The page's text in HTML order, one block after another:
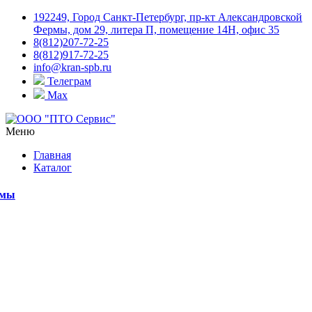
192249, Город Санкт-Петербург, пр-кт Александровской
Фермы, дом 29, литера П, помещение 14Н, офис 35
8(812)207-72-25
8(812)917-72-25
info@kran-spb.ru
Телеграм
Max
Меню
Главная
Каталог